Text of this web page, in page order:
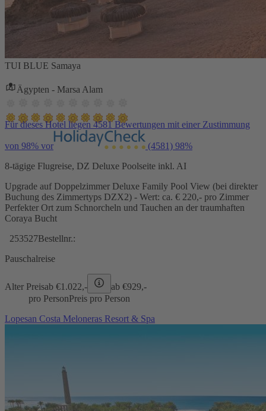
TUI BLUE Samaya
Ägypten - Marsa Alam
Für dieses Hotel liegen 4581 Bewertungen mit einer Zustimmung
von 98% vor (4581) 98%
8-tägige Flugreise, DZ Deluxe Poolseite inkl. AI
Upgrade auf Doppelzimmer Deluxe Family Pool View (bei direkter
Buchung des Zimmertyps DZX2) - Wert: ca. € 220,- pro Zimmer
Perfekter Ort zum Schnorcheln und Tauchen an der traumhaften
Coraya Bucht
253527Bestellnr.:
Pauschalreise
Alter Preisab €1.022,- ab €929,-
pro PersonPreis pro Person
Lopesan Costa Meloneras Resort & Spa